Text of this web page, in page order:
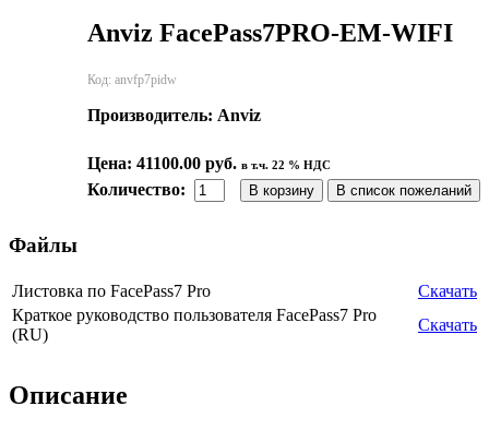
Anviz FacePass7PRO-EM-WIFI
Код: anvfp7pidw
Производитель: Anviz
Цена: 41100.00 руб. в т.ч. 22 % НДС
Количество:
Файлы
Листовка по FacePass7 Pro
Скачать
Краткое руководство пользователя FacePass7 Pro
(RU)
Скачать
Описание